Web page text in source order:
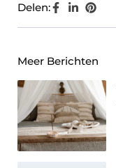
Delen:
Meer Berichten